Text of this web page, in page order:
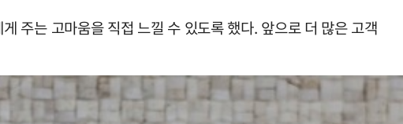
주는 고마움을 직접 느낄 수 있도록 했다. 앞으로 더 많은 고객